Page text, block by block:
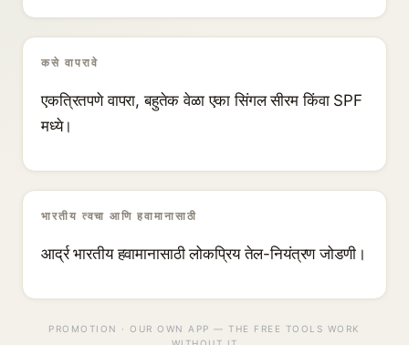
कसे वापरावे
एकत्रितपणे वापरा, बहुतेक वेळा एका सिंगल सीरम किंवा SPF
मध्ये।
भारतीय त्वचा आणि हवामानासाठी
आर्द्र भारतीय हवामानासाठी लोकप्रिय तेल-नियंत्रण जोडणी।
PROMOTION · OUR OWN APP — THE FREE TOOLS WORK